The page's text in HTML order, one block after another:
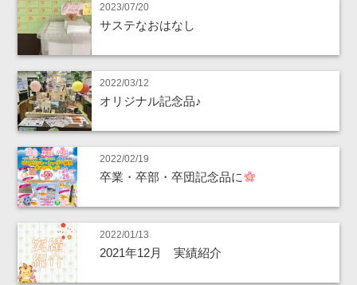
2023/07/20
サステなおはなし
2022/03/12
オリジナル記念品♪
2022/02/19
卒業・卒部・卒団記念品に
2022/01/13
2021年12月 実績紹介